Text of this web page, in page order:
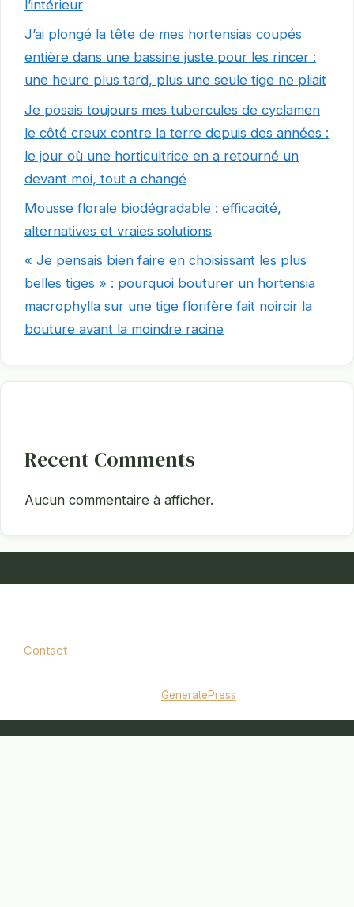
l’intérieur
J’ai plongé la tête de mes hortensias coupés
entière dans une bassine juste pour les rincer :
une heure plus tard, plus une seule tige ne pliait
Je posais toujours mes tubercules de cyclamen
le côté creux contre la terre depuis des années :
le jour où une horticultrice en a retourné un
devant moi, tout a changé
Mousse florale biodégradable : efficacité,
alternatives et vraies solutions
« Je pensais bien faire en choisissant les plus
belles tiges » : pourquoi bouturer un hortensia
macrophylla sur une tige florifère fait noircir la
bouture avant la moindre racine
Recent Comments
Aucun commentaire à afficher.
Contact
GeneratePress